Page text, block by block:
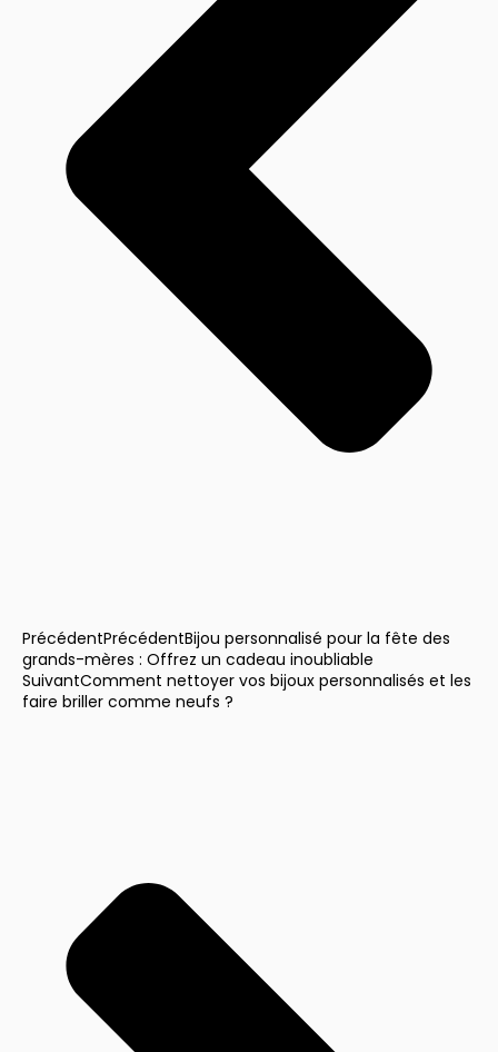
PrécédentPrécédentBijou personnalisé pour la fête des
grands-mères : Offrez un cadeau inoubliable
SuivantComment nettoyer vos bijoux personnalisés et les
faire briller comme neufs ?